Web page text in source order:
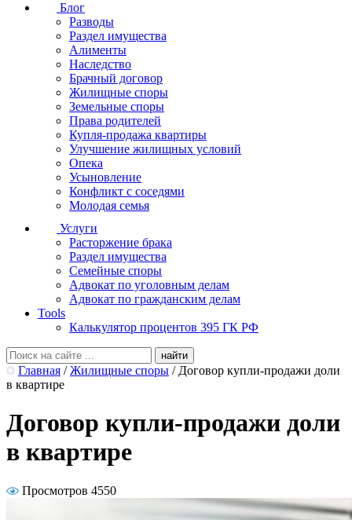
Блог
Разводы
Раздел имущества
Алименты
Наследство
Брачный договор
Жилищные споры
Земельные споры
Права родителей
Купля-продажа квартиры
Улучшение жилищных условий
Опека
Усыновление
Конфликт с соседями
Молодая семья
Услуги
Расторжение брака
Раздел имущества
Семейные споры
Адвокат по уголовным делам
Адвокат по гражданским делам
Tools
Калькулятор процентов 395 ГК РФ
Главная / Жилищные споры / Договор купли-продажи доли
в квартире
Договор купли-продажи доли
в квартире
Просмотров 4550